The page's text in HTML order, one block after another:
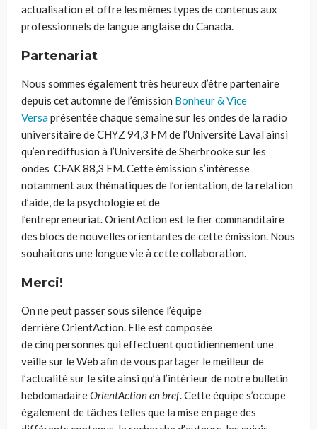
actualisation et offre les mêmes types de contenus aux
professionnels de langue anglaise du Canada.
Partenariat
Nous sommes également très heureux d’être partenaire
depuis cet automne de l’émission Bonheur & Vice
Versaprésentéechaque semaine sur les ondes de la radio
universitaire deCHYZ 94,3 FM de l’Université Laval ainsi
qu’en rediffusion à l’Université deSherbrooke sur les
ondes CFAK 88,3 FM. Cette émission s’intéresse
notamment aux thématiques de l’orientation, de la relation
d’aide, de la psychologie et de
l’entrepreneuriat.OrientAction est le fier commanditaire
des blocs de nouvelles orientantes de cette émission. Nous
souhaitons une longue vie à cette collaboration.
Merci!
On ne peut passer sous silence l’équipe
derrièreOrientAction. Elle estcomposée
decinq personnes qui effectuentquotidiennement une
veille sur le Web afin de vous partager le meilleur de
l’actualitésur le site ainsi qu’à l’intérieur de notre bulletin
hebdomadaireOrientAction en bref. Cette équipe s’occupe
également de tâches telles que la mise en page des